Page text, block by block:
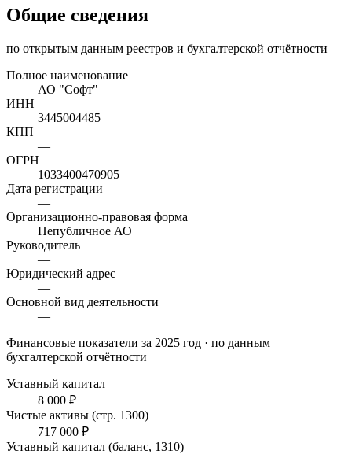
Общие сведения
по открытым данным реестров и бухгалтерской отчётности
Полное наименование
АО "Софт"
ИНН
3445004485
КПП
—
ОГРН
1033400470905
Дата регистрации
—
Организационно-правовая форма
Непубличное АО
Руководитель
—
Юридический адрес
—
Основной вид деятельности
—
Финансовые показатели за 2025 год · по данным
бухгалтерской отчётности
Уставный капитал
8 000 ₽
Чистые активы (стр. 1300)
717 000 ₽
Уставный капитал (баланс, 1310)